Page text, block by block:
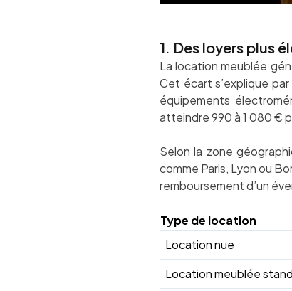
1. Des loyers plus
La location meublée
Cet écart s’explique
équipements
atteindre 990 à 1 080 €
Selon la zone
comme Paris, Lyon ou
remboursement d’un
Type de location
Location nue
Location meublée